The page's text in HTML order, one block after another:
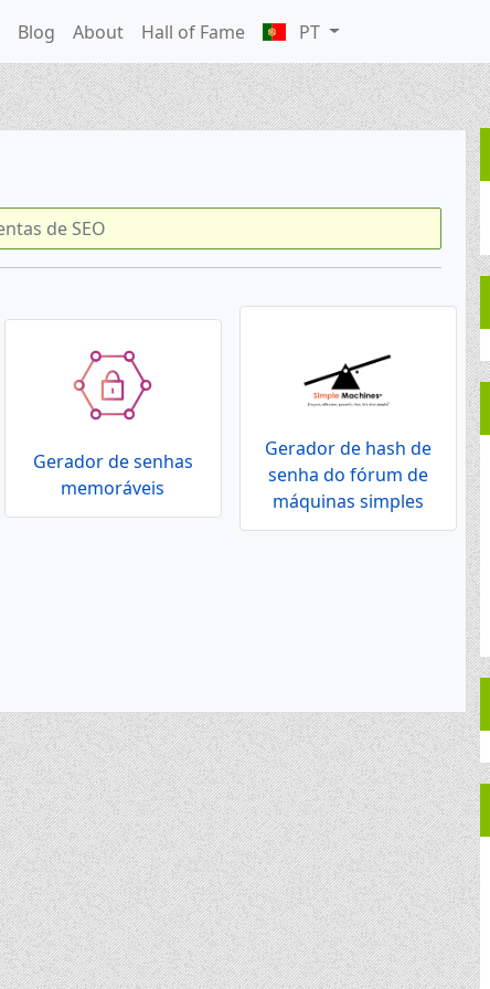
Blog About Hall of Fame PT
Gerador de senhas
memoráveis
Gerador de hash de
senha do fórum de
máquinas simples